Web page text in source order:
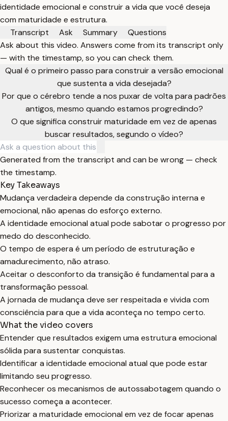
identidade emocional e construir a vida que você deseja
com maturidade e estrutura.
Transcript
Ask Summary
Questions
Ask about this video. Answers come from its transcript only
— with the timestamp, so you can check them.
Qual é o primeiro passo para construir a versão emocional
que sustenta a vida desejada?
Por que o cérebro tende a nos puxar de volta para padrões
antigos, mesmo quando estamos progredindo?
O que significa construir maturidade em vez de apenas
buscar resultados, segundo o vídeo?
Generated from the transcript and can be wrong — check
the timestamp.
Key Takeaways
Mudança verdadeira depende da construção interna e
emocional, não apenas do esforço externo.
A identidade emocional atual pode sabotar o progresso por
medo do desconhecido.
O tempo de espera é um período de estruturação e
amadurecimento, não atraso.
Aceitar o desconforto da transição é fundamental para a
transformação pessoal.
A jornada de mudança deve ser respeitada e vivida com
consciência para que a vida aconteça no tempo certo.
What the video covers
Entender que resultados exigem uma estrutura emocional
sólida para sustentar conquistas.
Identificar a identidade emocional atual que pode estar
limitando seu progresso.
Reconhecer os mecanismos de autossabotagem quando o
sucesso começa a acontecer.
Priorizar a maturidade emocional em vez de focar apenas